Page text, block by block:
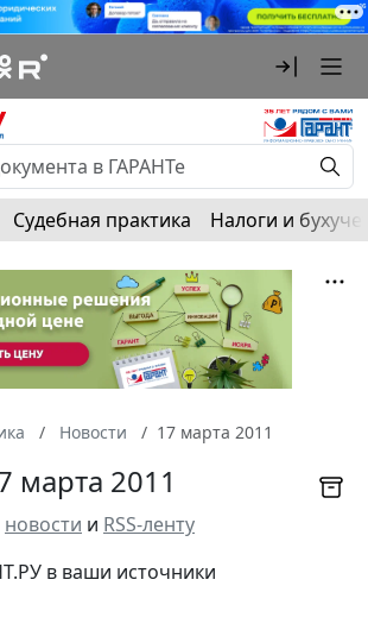
Судебная практика Налоги и
Новости 17 марта 2011
марта 2011
новости и RSS-ленту
в ваши источники